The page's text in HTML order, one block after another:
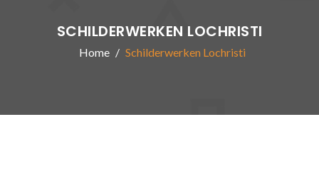
SCHILDERWERKEN LOCHRISTI
Home Schilderwerken Lochristi